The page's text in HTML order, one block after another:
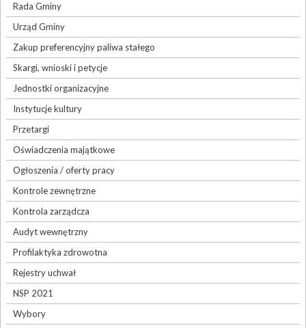
Rada Gminy
Urząd Gminy
Zakup preferencyjny paliwa stałego
Skargi, wnioski i petycje
Jednostki organizacyjne
Instytucje kultury
Przetargi
Oświadczenia majątkowe
Ogłoszenia / oferty pracy
Kontrole zewnętrzne
Kontrola zarządcza
Audyt wewnętrzny
Profilaktyka zdrowotna
Rejestry uchwał
NSP 2021
Wybory